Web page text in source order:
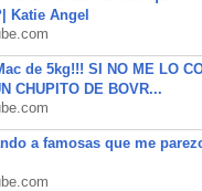
Katie Angel
de 5kg!!! SI NO ME LO
CHUPITO DE BOVR...
a famosas que me